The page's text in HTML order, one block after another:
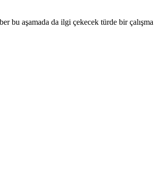
bu aşamada da ilgi çekecek türde bir çalışma